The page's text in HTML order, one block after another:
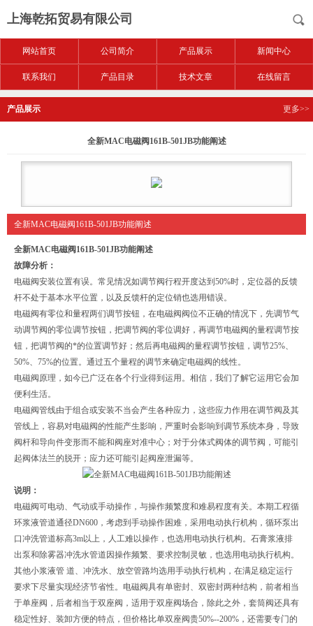
上海乾拓贸易有限公司
网站首页 公司简介 产品展示 新闻中心
联系我们 产品目录 技术文章 在线留言
产品展示 更多>>
全新MAC电磁阀161B-501JB功能阐述
全新MAC电磁阀161B-501JB功能阐述
全新MAC电磁阀161B-501JB功能阐述
故障分析：
电磁阀安装位置有误。常见情况如调节阀行程开度达到50%时，定位器的反馈
杆不处于基本水平位置，以及反馈杆的定位销也选用错误。
电磁阀有零位和量程两们调节按钮，在电磁阀阀位不正确的情况下，先调节气
动调节阀的零位调节按钮，把调节阀的零位调好，再调节电磁阀的量程调节按
钮，把调节阀的*的位置调节好；然后再电磁阀的量程调节按钮，调节25%、
50%、75%的位置。通过五个量程的调节来确定电磁阀的线性。
电磁阀原理，如今已广泛在各个行业得到运用。相信，我们了解它运用它会加
便利生活。
电磁阀管线由于组合或安装不当会产生各种应力，这些应力作用在调节阀及其
管线上，容易对电磁阀的性能产生影响，严重时会影响到调节系统本身，导致
阀杆和导向件变形而不能和阀座对准中心；对于分体式阀体的调节阀，可能引
起阀体法兰的脱开；应力还可能引起阀座泄漏等。
说明：
电磁阀可电动、气动或手动操作，与操作频繁度和难易程度有关。本期工程循
环浆液管道通径DN600，考虑到手动操作困难，采用电动执行机构，循环泵出
口冲洗管道标高3m以上，人工难以操作，也选用电动执行机构。石膏浆液排
出泵和除雾器冲洗水管道因操作频繁、要求控制灵敏，也选用电动执行机构。
其他小浆液管 道、冲洗水、放空管路均选用手动执行机构，在满足稳定运行
要求下尽量实现经济节省性。电磁阀具有单密封、双密封两种结构，前者相当
于单座阀，后者相当于双座阀，适用于双座阀场合，除此之外，套筒阀还具有
稳定性好、装卸方便的特点，但价格比单双座阀贵50%--200%，还需要专门的